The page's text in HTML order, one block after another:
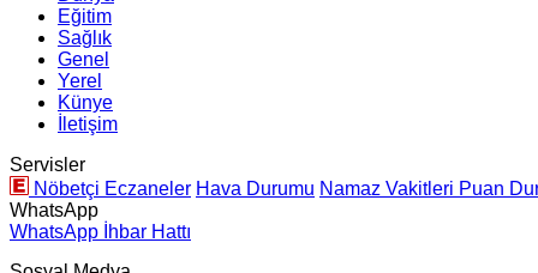
Eğitim
Sağlık
Genel
Yerel
Künye
İletişim
Servisler
Nöbetçi Eczaneler Hava Durumu Namaz Vakitleri Puan
WhatsApp
WhatsApp İhbar Hattı